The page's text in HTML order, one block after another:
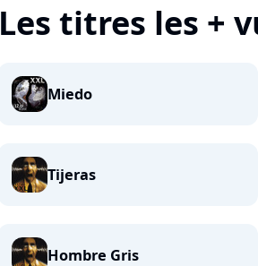
Les titres les +
Miedo
Tijeras
Hombre Gris